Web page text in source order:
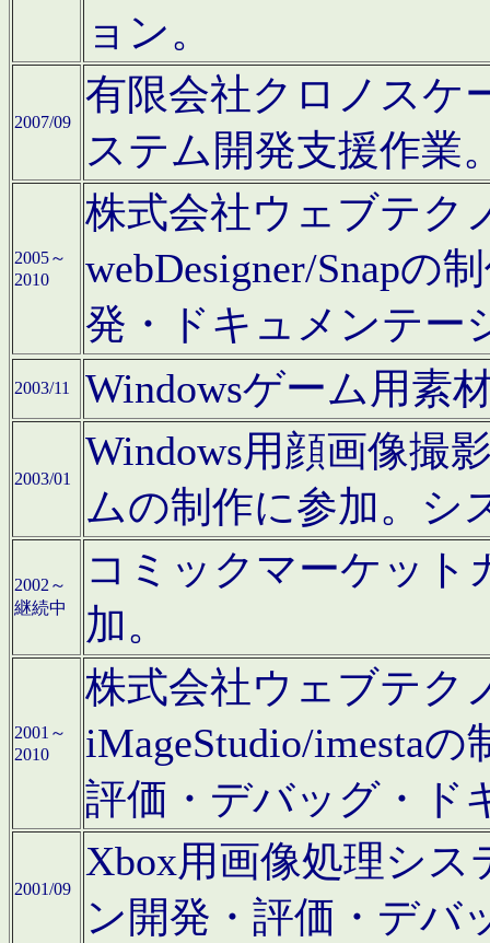
ョン。
2007/09
有限会社クロノスケ
ステム開発支援作業
2005～
2010
株式会社ウェブテク
webDesigner/Snapの
発・ドキュメンテー
2003/11 Windowsゲーム用素
2003/01
Windows用顔画像撮
ムの制作に参加。シ
2002～
継続中
コミックマーケット
加。
2001～
2010
株式会社ウェブテク
iMageStudio/imesta
評価・デバッグ・ド
2001/09
Xbox用画像処理シ
ン開発・評価・デバ